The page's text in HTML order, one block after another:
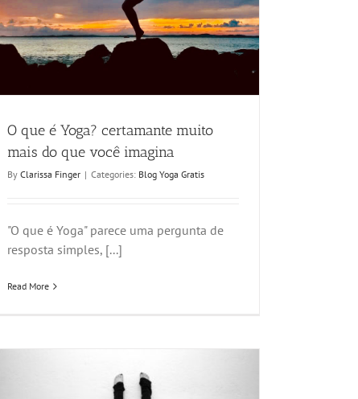
O que é Yoga? certamante muito
mais do que você imagina
By Clarissa Finger | Categories: Blog Yoga Gratis
"O que é Yoga" parece uma pergunta de
resposta simples, [...]
Read More